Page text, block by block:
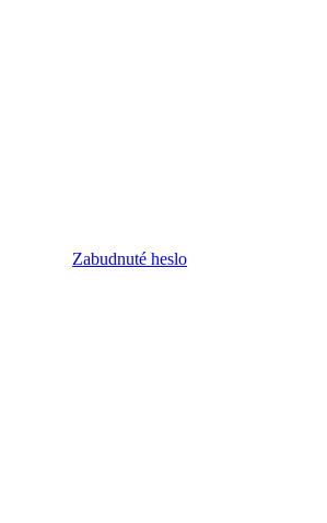
Zabudnuté heslo